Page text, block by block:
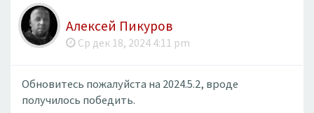
Алексей Пикуров
Ср дек 18, 2024 4:11 pm
Обновитесь пожалуйста на 2024.5.2, вроде
получилось победить.